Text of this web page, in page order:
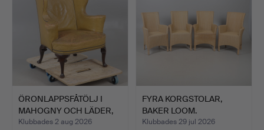
ÖRONLAPPSFÅTÖLJ I
MAHOGNY OCH LÄDER,
1700-…
Klubbades 2 aug 2026
FYRA KORGSTOLAR,
BAKER LOOM.
Klubbades 29 jul 2026